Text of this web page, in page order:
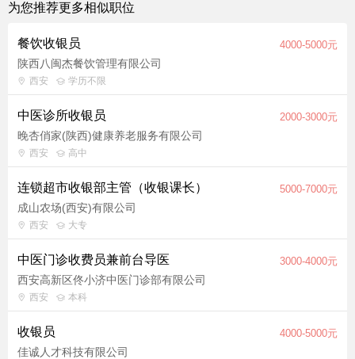
为您推荐更多相似职位
餐饮收银员 4000-5000元
陕西八闽杰餐饮管理有限公司
西安 学历不限
中医诊所收银员 2000-3000元
晚杏俏家(陕西)健康养老服务有限公司
西安 高中
连锁超市收银部主管（收银课长） 5000-7000元
成山农场(西安)有限公司
西安 大专
中医门诊收费员兼前台导医 3000-4000元
西安高新区佟小济中医门诊部有限公司
西安 本科
收银员 4000-5000元
佳诚人才科技有限公司